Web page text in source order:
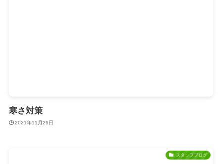
寒さ対策
2021年11月29日
スタッフブログ